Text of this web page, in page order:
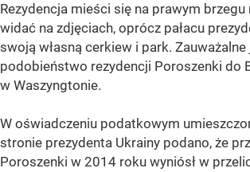
Rezydencja mieści się na prawym brzegu
widać na zdjęciach, oprócz pałacu
swoją własną cerkiew i park. Zauważalne
podobieństwo rezydencji Poroszenki do
w Waszyngtonie.
W oświadczeniu podatkowym
stronie prezydenta Ukrainy podano, że
Poroszenki w 2014 roku wyniósł w